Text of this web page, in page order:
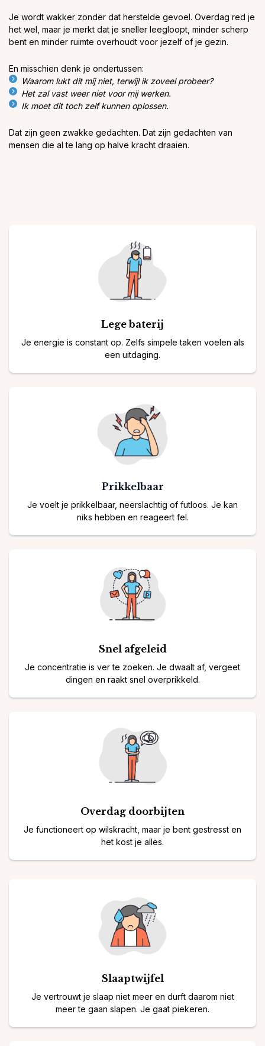
Je wordt wakker zonder dat herstelde gevoel. Overdag red je
het wel, maar je merkt dat je sneller leegloopt, minder scherp
bent en minder ruimte overhoudt voor jezelf of je gezin.
En misschien denk je ondertussen:
Waarom lukt dit mij niet, terwijl ik zoveel probeer?
Het zal vast weer niet voor mij werken.
Ik moet dit toch zelf kunnen oplossen.
Dat zijn geen zwakke gedachten. Dat zijn gedachten van
mensen die al te lang op halve kracht draaien.
Lege baterij
Je energie is constant op. Zelfs simpele taken voelen als
een uitdaging.
Prikkelbaar
Je voelt je prikkelbaar, neerslachtig of futloos. Je kan
niks hebben en reageert fel.
Snel afgeleid
Je concentratie is ver te zoeken. Je dwaalt af, vergeet
dingen en raakt snel overprikkeld.
⁠Overdag doorbijten
Je functioneert op wilskracht, maar je bent gestresst en
het kost je alles.
Slaaptwijfel
Je vertrouwt je slaap niet meer en durft daarom niet
meer te gaan slapen. Je gaat piekeren.